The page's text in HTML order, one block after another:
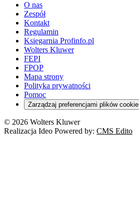
O nas
Zespół
Kontakt
Regulamin
Księgarnia Profinfo.pl
Wolters Kluwer
FEPI
FPOP
Mapa strony
Polityka prywatności
Pomoc
Zarządzaj preferencjami plików cookie
© 2026 Wolters Kluwer
Realizacja Ideo Powered by: CMS Edito